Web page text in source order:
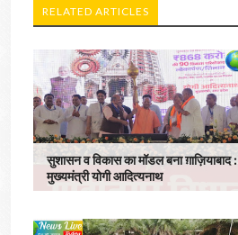
RELATED ARTICLES
सुशासन व विकास का मॉडल बना ग़ाज़ियाबाद : ​
मुख्यमंत्री योगी आदित्यनाथ